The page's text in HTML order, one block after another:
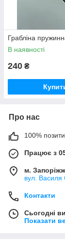
Грабліна
В наявності
240 ₴
Про нас
100%
Працює з
м.
вул. Василя
Контакти
Сьогодні
Показати